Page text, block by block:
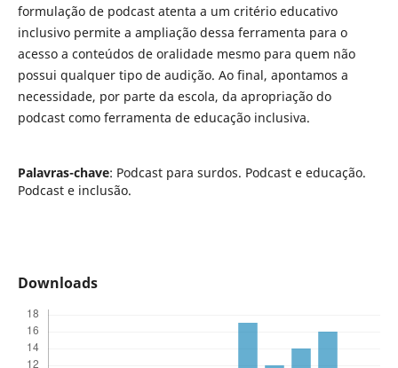
formulação de podcast atenta a um critério educativo
inclusivo permite a ampliação dessa ferramenta para o
acesso a conteúdos de oralidade mesmo para quem não
possui qualquer tipo de audição. Ao final, apontamos a
necessidade, por parte da escola, da apropriação do
podcast como ferramenta de educação inclusiva.
Palavras-chave: Podcast para surdos. Podcast e educação.
Podcast e inclusão.
Downloads